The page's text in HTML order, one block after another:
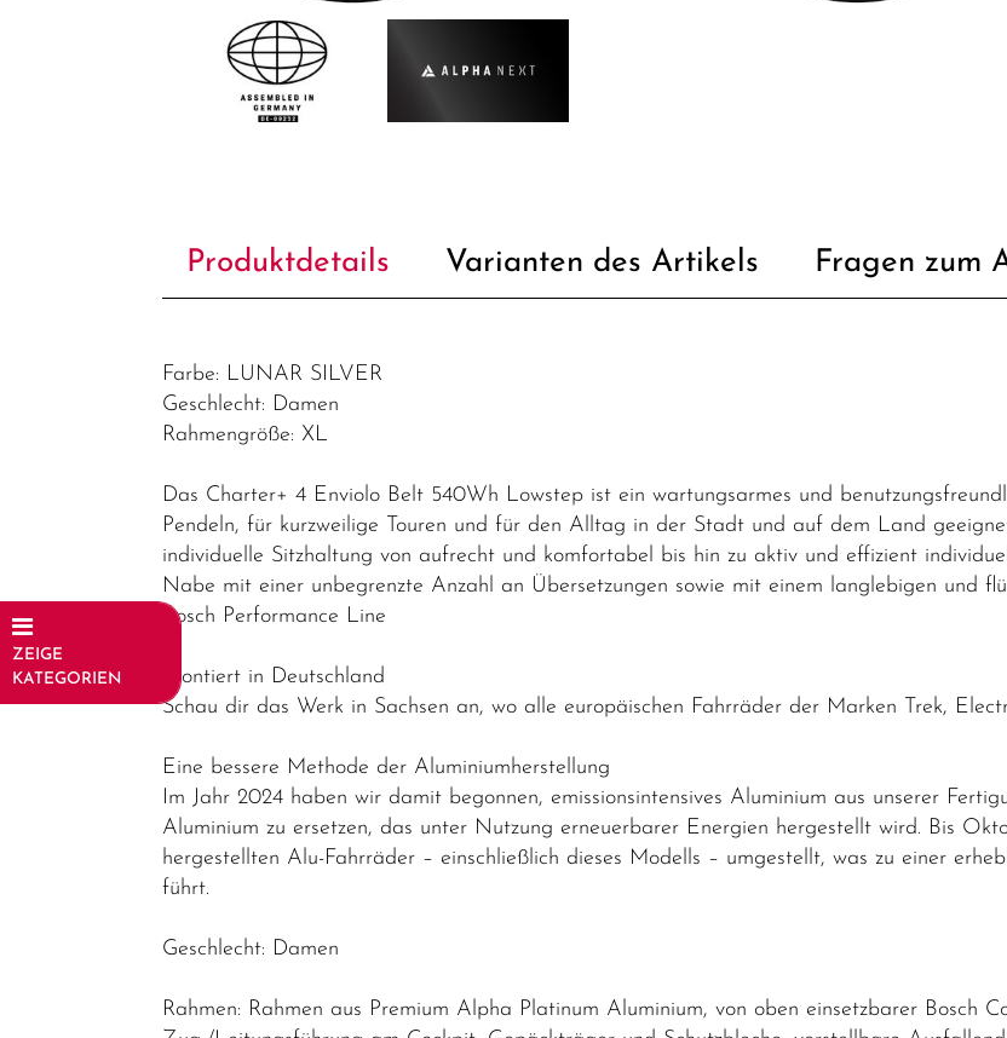
ZEIGE
KATEGORIEN
Elektrofahrräder
Produktdetails Varianten des Artikels Fragen zum
Farbe: LUNAR SILVER
Geschlecht: Damen
Rahmengröße: XL
Das Charter+ 4 Enviolo Belt 540Wh Lowstep ist ein wartungsarmes und
Pendeln, für kurzweilige Touren und für den Alltag in der Stadt und auf dem Land
individuelle Sitzhaltung von aufrecht und komfortabel bis hin zu aktiv und effizient
Nabe mit einer unbegrenzte Anzahl an Übersetzungen sowie mit einem langlebigen und
Bosch Performance Line
Montiert in Deutschland
Schau dir das Werk in Sachsen an, wo alle europäischen Fahrräder der Marken Trek,
Eine bessere Methode der Aluminiumherstellung
Im Jahr 2024 haben wir damit begonnen, emissionsintensives Aluminium aus unserer
Aluminium zu ersetzen, das unter Nutzung erneuerbarer Energien hergestellt wird. Bis
hergestellten Alu-Fahrräder – einschließlich dieses Modells – umgestellt, was zu einer
führt.
Geschlecht: Damen
Rahmen: Rahmen aus Premium Alpha Platinum Aluminium, von oben einsetzbarer Bosch